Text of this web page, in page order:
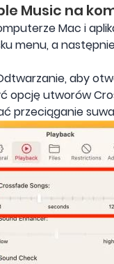
Music na
Mac i
menu, a
aby
opcję utworów
przeciąganie